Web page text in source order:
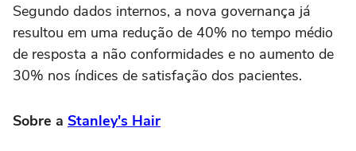
Segundo dados internos, a nova governança já
resultou em uma redução de 40% no tempo médio
de resposta a não conformidades e no aumento de
30% nos índices de satisfação dos pacientes.
Sobre a Stanley's Hair